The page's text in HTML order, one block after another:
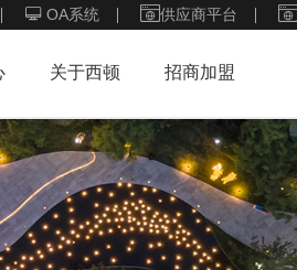
OA系统 供应商平台
关于西顿 招商加盟